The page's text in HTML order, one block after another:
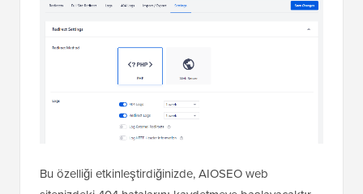
Bu özelliği etkinleştirdiğinizde, AIOSEO web